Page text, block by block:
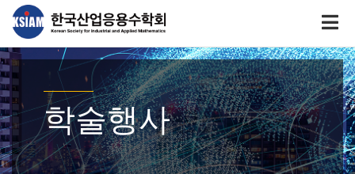
학술행사